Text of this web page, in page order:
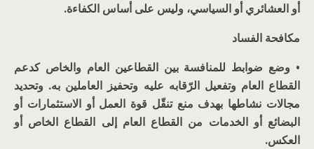
أو العشائري أو السياسي، وليس على أساس الكفاءة.
مكافحة الفساد
• وضع ضوابط للمنافسة بين القطاعين العام والخاص كدعم
القطاع العام وتفعيل الرّقابه عليه وتحفيز العاملين به. وتحديد
مجالات نشاطها بهدف منع تنقّل قوة العمل أو الاستثمارات أو
البضائع أو الخدمات من القطاع العام إلى القطاع الخاص أو
العكس.